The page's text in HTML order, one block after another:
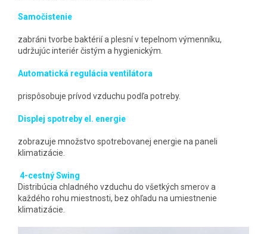
Samočistenie
zabráni tvorbe baktérií a plesní v tepelnom výmenníku,
udržujúc interiér čistým a hygienickým.
Automatická regulácia ventilátora
prispôsobuje prívod vzduchu podľa potreby.
Displej spotreby el. energie
zobrazuje množstvo spotrebovanej energie na paneli
klimatizácie.
4-cestný Swing
Distribúcia chladného vzduchu do všetkých smerov a
každého rohu miestnosti, bez ohľadu na umiestnenie
klimatizácie.